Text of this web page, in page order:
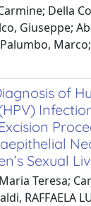
Della
Giuseppe;
of
Sexual
Teresa;
RAFFAELA